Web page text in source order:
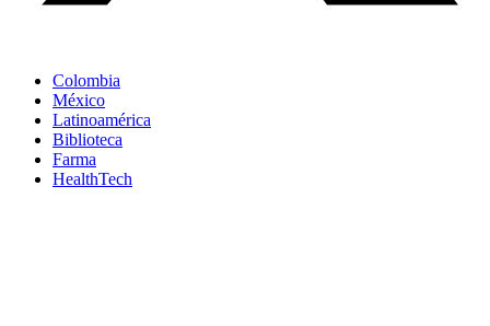
Colombia
México
Latinoamérica
Biblioteca
Farma
HealthTech